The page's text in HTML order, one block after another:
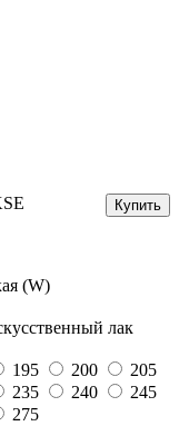
(W)
лак
195 200
205
235 240
245
275